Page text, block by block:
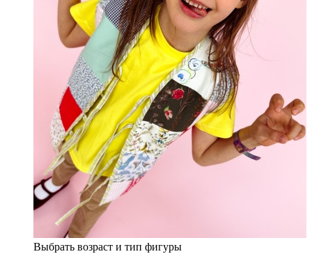
Выбрать возраст и тип фигуры